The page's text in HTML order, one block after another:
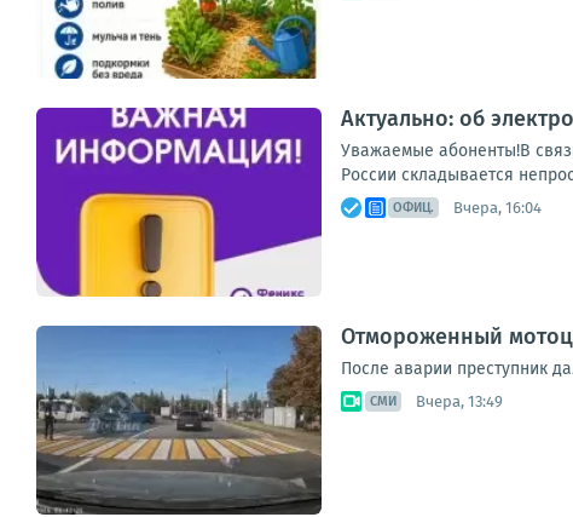
Актуально: об
Уважаемые абоненты!В
России складывается
ОФИЦ. Вчера, 16:04
Отмороженный
После аварии преступник
СМИ Вчера, 13:49